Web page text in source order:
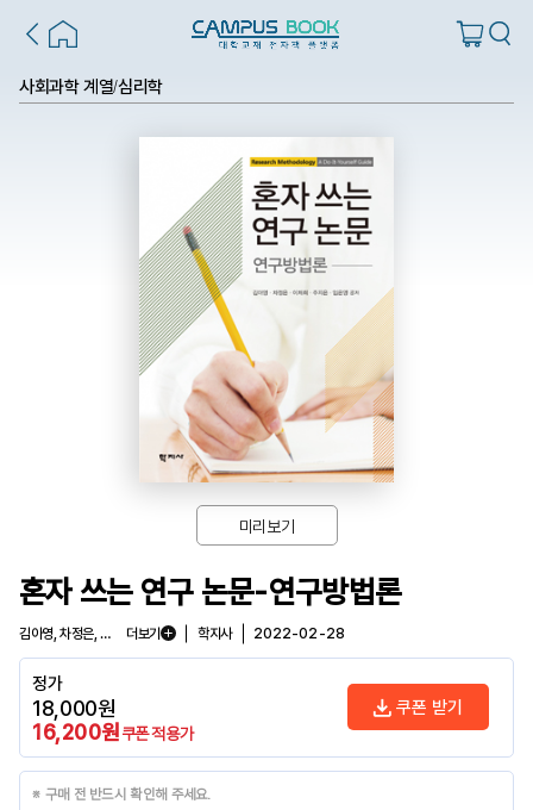
사회과학 계열/심리학
미리보기
혼자 쓰는 연구 논문-연구방법론
김아영, 차정은, 이채희, 주지은, 임은영 더보기 학지사 2022-02-28
정가
18,000원
16,200원쿠폰 적용가
쿠폰 받기
※ 구매 전 반드시 확인해 주세요.